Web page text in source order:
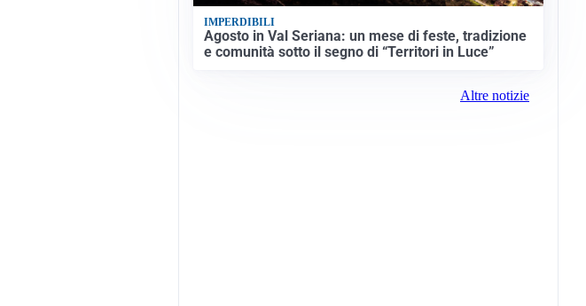
IMPERDIBILI
Agosto in Val Seriana: un mese di feste, tradizione
e comunità sotto il segno di “Territori in Luce”
Altre notizie